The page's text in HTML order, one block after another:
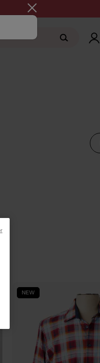
NEW